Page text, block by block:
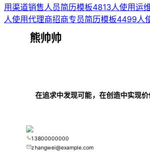
用渠道销售人员简历模板4813人使用运
人使用代理商招商专员简历模板4499人
熊帅帅
在追求中发现可能，在创造中实现价
13800000000
zhangwei@example.com